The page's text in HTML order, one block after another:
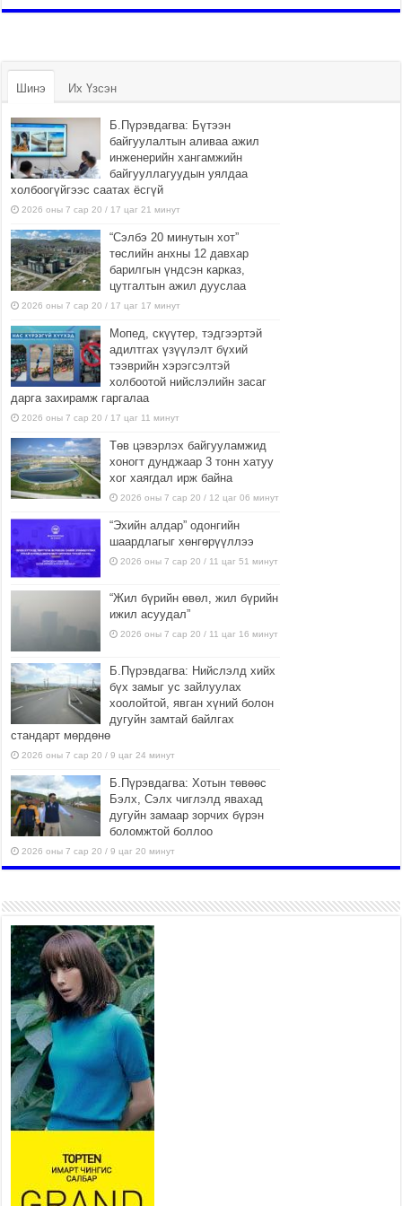
Шинэ Их Үзсэн
Б.Пүрэвдагва: Бүтээн
байгуулалтын аливаа ажил
инженерийн хангамжийн
байгууллагуудын уялдаа
холбоогүйгээс саатах ёсгүй
2026 оны 7 сар 20 / 17 цаг 21 минут
“Сэлбэ 20 минутын хот”
төслийн анхны 12 давхар
барилгын үндсэн карказ,
цутгалтын ажил дууслаа
2026 оны 7 сар 20 / 17 цаг 17 минут
Мопед, скүүтер, тэдгээртэй
адилтгах үзүүлэлт бүхий
тээврийн хэрэгсэлтэй
холбоотой нийслэлийн засаг
дарга захирамж гаргалаа
2026 оны 7 сар 20 / 17 цаг 11 минут
Төв цэвэрлэх байгууламжид
хоногт дунджаар 3 тонн хатуу
хог хаягдал ирж байна
2026 оны 7 сар 20 / 12 цаг 06 минут
“Эхийн алдар” одонгийн
шаардлагыг хөнгөрүүллээ
2026 оны 7 сар 20 / 11 цаг 51 минут
“Жил бүрийн өвөл, жил бүрийн
ижил асуудал”
2026 оны 7 сар 20 / 11 цаг 16 минут
Б.Пүрэвдагва: Нийслэлд хийх
бүх замыг ус зайлуулах
хоолойтой, явган хүний болон
дугуйн замтай байлгах
стандарт мөрдөнө
2026 оны 7 сар 20 / 9 цаг 24 минут
Б.Пүрэвдагва: Хотын төвөөс
Бэлх, Сэлх чиглэлд явахад
дугуйн замаар зорчих бүрэн
боломжтой боллоо
2026 оны 7 сар 20 / 9 цаг 20 минут
шугам хоолойн ажил 80
хувьтай үргэлжилж байна
2026 оны 7 сар 20 / 9 цаг 14 минут
Усархаг аадар бороо орж
байгаа тул аюулгүй байдлаа
хангаж, үер усны аюулаас
сэрэмжлэхийг нийслэлийн
Онцгой байдлын газраас анхааруулж байна
2026 оны 7 сар 20 / 9 цаг 09 минут
311 алба хаагч, 119 техник хэрэгсэлтэй ажиллаж
үер усны аюул, болзошгүй эрсдэлээс сэргийлж
байна
Аяллаа зөв төлөвлөхийг иргэдэд зөвлөж байна
2026 оны 7 сар 16 / 11 цаг 50 минут